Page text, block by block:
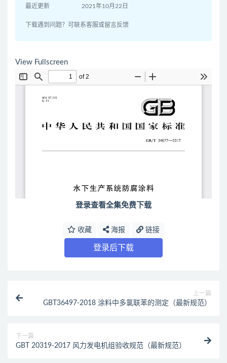
最近更新 2021年10月22日
下载遇到问题？可联系客服或留言反馈
View Fullscreen
登录查看全集免费下载
收藏 海报 链接
登录后下载
上一篇
GBT36497-2018 涂料中多氯联苯的测定（最新规范）
下一篇
GBT 20319-2017 风力发电机组验收规范（最新规范）